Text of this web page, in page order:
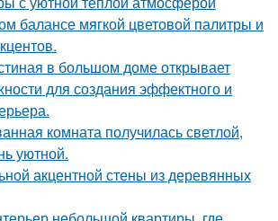
балансе мягкой цветовой палитры и
в большом доме открывает
для создания эффектного и
комната получилась светлой,
уютной.
акцентной стены из деревянных